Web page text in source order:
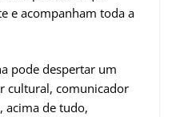
e acompanham toda a
pode despertar um
cultural, comunicador
acima de tudo,